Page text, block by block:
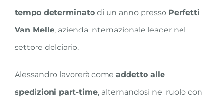
tempo determinato di un anno presso Perfetti
Van Melle, azienda internazionale leader nel
settore dolciario.
Alessandro lavorerà come addetto alle
spedizioni part-time, alternandosi nel ruolo con